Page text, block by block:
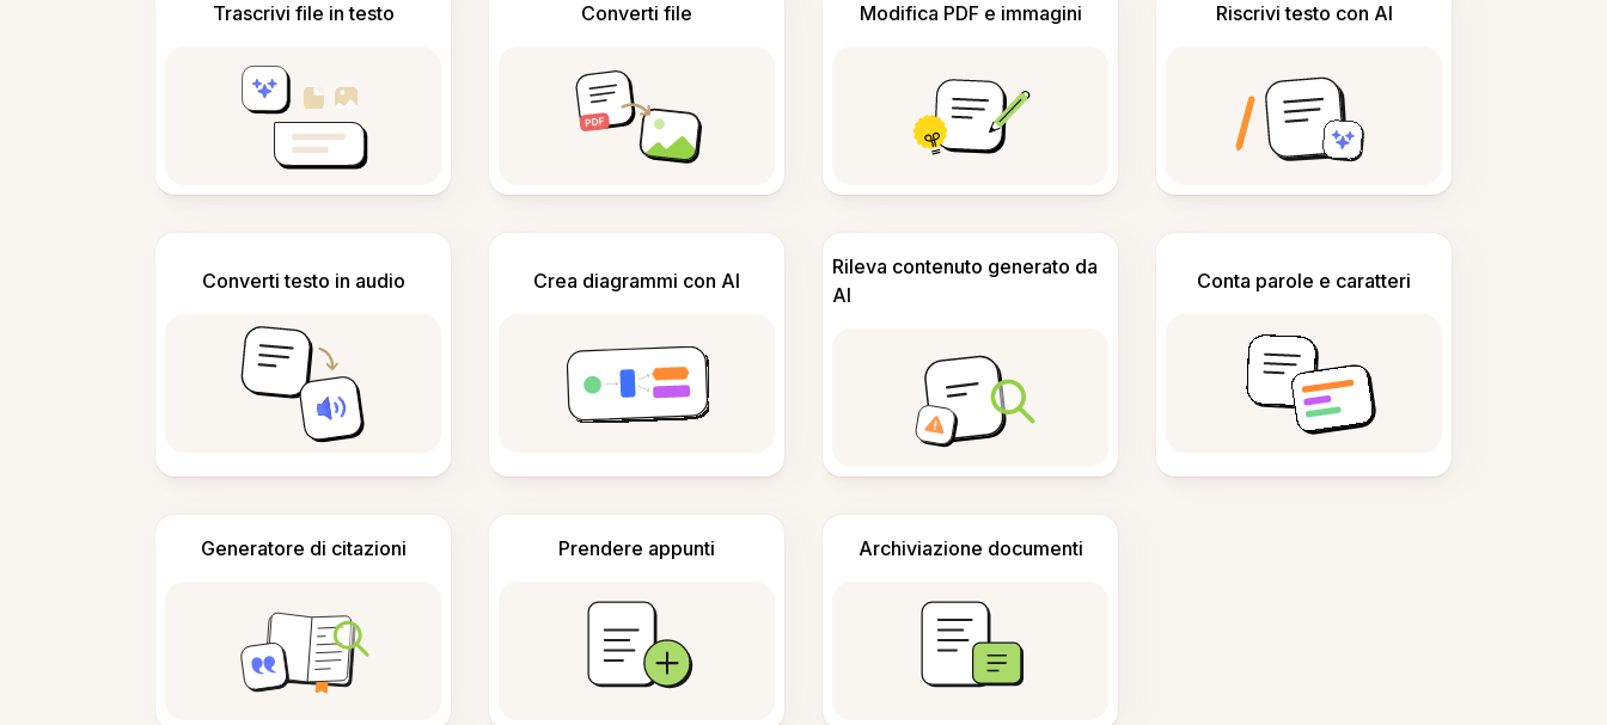
Trascrivi file in testo Converti file Modifica PDF e immagini Riscrivi testo con AI
Converti testo in audio Crea diagrammi con AI
Rileva contenuto generato da
AI
Conta parole e caratteri
Generatore di citazioni Prendere appunti Archiviazione documenti